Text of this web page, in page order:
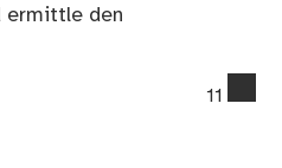
ermittle den
11